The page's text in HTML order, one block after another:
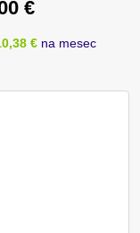
€
€
€ na mesec